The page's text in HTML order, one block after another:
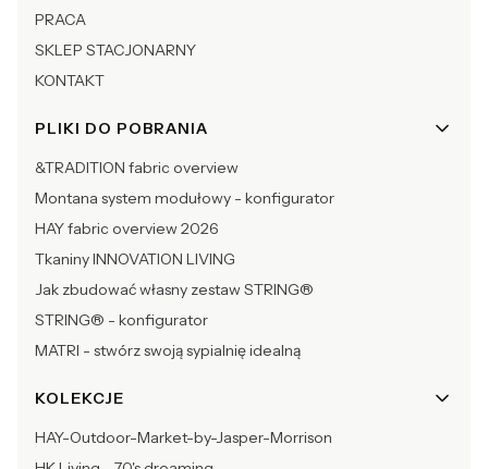
PRACA
SKLEP STACJONARNY
KONTAKT
PLIKI DO POBRANIA
&TRADITION fabric overview
Montana system modułowy - konfigurator
HAY fabric overview 2026
Tkaniny INNOVATION LIVING
Jak zbudować własny zestaw STRING®
STRING® - konfigurator
MATRI - stwórz swoją sypialnię idealną
KOLEKCJE
HAY-Outdoor-Market-by-Jasper-Morrison